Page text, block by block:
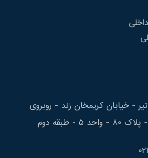
خیابان کریمخان زند - روبروی
طبقه دوم